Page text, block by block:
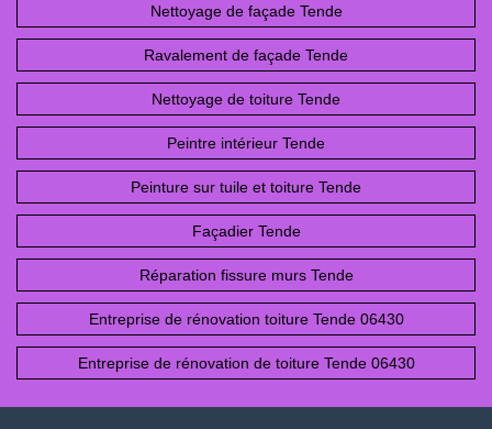
Nettoyage de façade Tende
Ravalement de façade Tende
Nettoyage de toiture Tende
Peintre intérieur Tende
Peinture sur tuile et toiture Tende
Façadier Tende
Réparation fissure murs Tende
Entreprise de rénovation toiture Tende 06430
Entreprise de rénovation de toiture Tende 06430